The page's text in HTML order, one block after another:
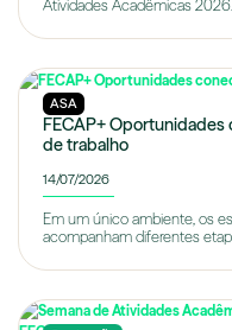
Atividades Acadêmicas
ASA
FECAP+
de trabalho
14/07/2026
Em um único ambiente, os
acompanham diferentes